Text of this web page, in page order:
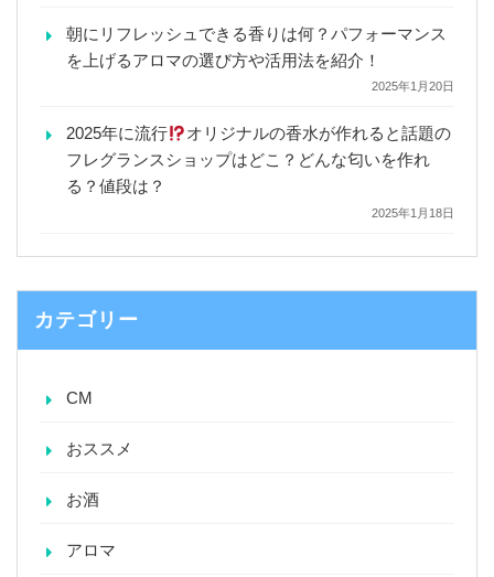
朝にリフレッシュできる香りは何？パフォーマンス
を上げるアロマの選び方や活用法を紹介！
2025年1月20日
2025年に流行
オリジナルの香水が作れると話題の
フレグランスショップはどこ？どんな匂いを作れ
る？値段は？
2025年1月18日
カテゴリー
CM
おススメ
お酒
アロマ